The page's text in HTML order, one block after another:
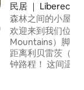
分（满分 5 分）
民居 ｜ Liberec
森林之间的小屋
欢迎来到我们位于
Mountains）脚下
距离利贝雷茨（
钟路程！ 这间温